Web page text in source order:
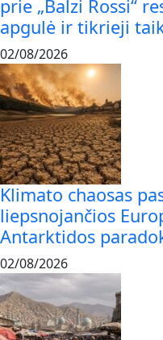
prie „Balzi Rossi“
apgulė ir tikrieji
02/08/2026
Klimato chaosas
liepsnojančios
Antarktidos
02/08/2026